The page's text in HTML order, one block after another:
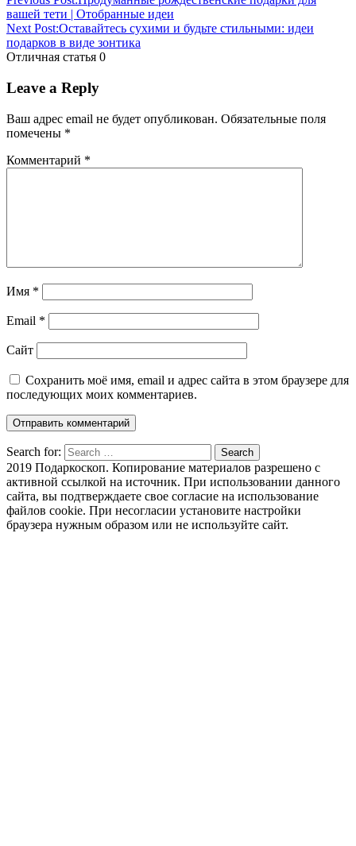
вашей тети | Отобранные идеи
Next Post:Оставайтесь сухими и будьте стильными: идеи
подарков в виде зонтика
Отличная статья 0
Leave a Reply
Ваш адрес email не будет опубликован. Обязательные поля
помечены *
Комментарий *
Имя *
Email *
Сайт
Сохранить моё имя, email и адрес сайта в этом браузере для
последующих моих комментариев.
Search for: Search
2019 Подаркоскоп. Копирование материалов разрешено с
активной ссылкой на источник. При использовании данного
сайта, вы подтверждаете свое согласие на использование
файлов cookie. При несогласии установите настройки
браузера нужным образом или не используйте сайт.